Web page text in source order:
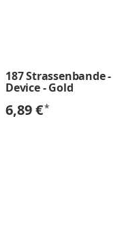
187 Strassenbande -
Device - Gold
6,89 €*